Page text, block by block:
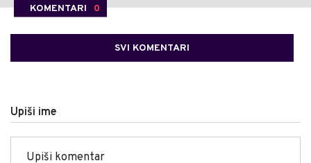
KOMENTARI 0
SVI KOMENTARI
Upiši ime